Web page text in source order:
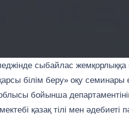
сыбайлас жемқорлыққа
білім беру» оқу
облысы бойынша
қазақ тілі мен әдебиеті